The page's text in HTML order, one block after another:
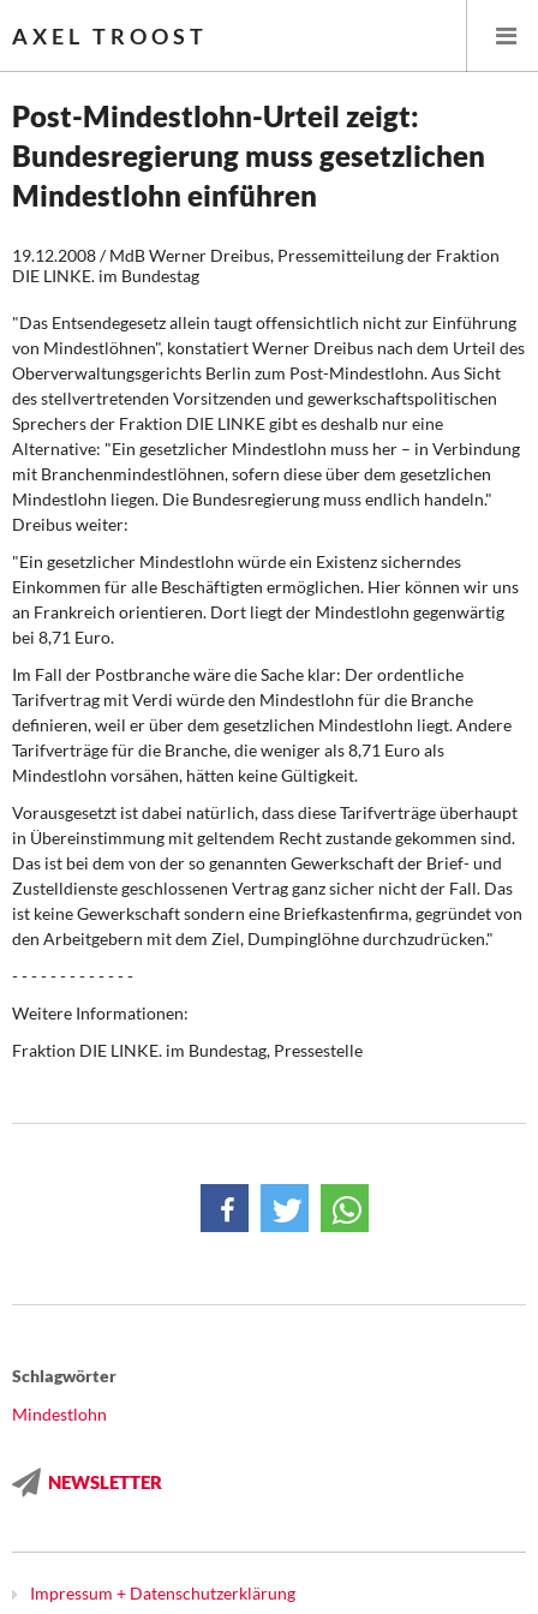
AXEL TROOST
Startseite
Leitlinien linker Wirtschafts- und Finanzpolitik
Wirtschaftspolitik
Steuer- und Finanzpolitik
Öffentliche Infrastruktur und Daseinsvorsorge
Eurokrise und Griechenland
DIE LINKE
Weitere Themen
Memo-Gruppe
Institut Solidarische Moderne
Rosa-Luxemburg-Stiftung
Über mich
Kontakt
Post-Mindestlohn-Urteil zeigt:
Bundesregierung muss gesetzlichen
Mindestlohn einführen
19.12.2008 / MdB Werner Dreibus, Pressemitteilung der Fraktion
DIE LINKE. im Bundestag
"Das Entsendegesetz allein taugt offensichtlich nicht zur Einführung
von Mindestlöhnen", konstatiert Werner Dreibus nach dem Urteil des
Oberverwaltungsgerichts Berlin zum Post-Mindestlohn. Aus Sicht
des stellvertretenden Vorsitzenden und gewerkschaftspolitischen
Sprechers der Fraktion DIE LINKE gibt es deshalb nur eine
Alternative: "Ein gesetzlicher Mindestlohn muss her – in Verbindung
mit Branchenmindestlöhnen, sofern diese über dem gesetzlichen
Mindestlohn liegen. Die Bundesregierung muss endlich handeln."
Dreibus weiter:
"Ein gesetzlicher Mindestlohn würde ein Existenz sicherndes
Einkommen für alle Beschäftigten ermöglichen. Hier können wir uns
an Frankreich orientieren. Dort liegt der Mindestlohn gegenwärtig
bei 8,71 Euro.
Im Fall der Postbranche wäre die Sache klar: Der ordentliche
Tarifvertrag mit Verdi würde den Mindestlohn für die Branche
definieren, weil er über dem gesetzlichen Mindestlohn liegt. Andere
Tarifverträge für die Branche, die weniger als 8,71 Euro als
Mindestlohn vorsähen, hätten keine Gültigkeit.
Vorausgesetzt ist dabei natürlich, dass diese Tarifverträge überhaupt
in Übereinstimmung mit geltendem Recht zustande gekommen sind.
Das ist bei dem von der so genannten Gewerkschaft der Brief- und
Zustelldienste geschlossenen Vertrag ganz sicher nicht der Fall. Das
ist keine Gewerkschaft sondern eine Briefkastenfirma, gegründet von
den Arbeitgebern mit dem Ziel, Dumpinglöhne durchzudrücken."
- - - - - - - - - - - - -
Weitere Informationen:
Fraktion DIE LINKE. im Bundestag, Pressestelle
Schlagwörter
Mindestlohn
NEWSLETTER
Impressum + Datenschutzerklärung